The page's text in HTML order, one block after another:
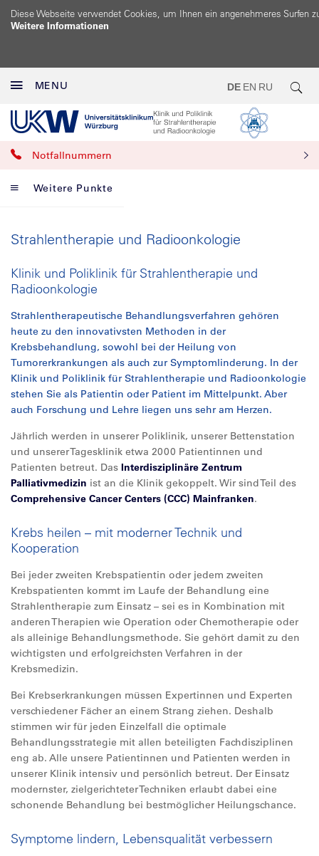
Diese Webseite verwendet Cookies, um Ihnen ein angenehmeres Surfen
Weitere Informationen
MENU DE EN RU
Notfallnummern
Weitere Punkte
Strahlentherapie und Radioonkologie
Klinik und Poliklinik für Strahlentherapie und
Radioonkologie
Strahlentherapeutische Behandlungsverfahren gehören
heute zu den innovativsten Methoden in der
Krebsbehandlung, sowohl bei der Heilung von
Tumorerkrankungen als auch zur Symptomlinderung. In der
Klinik und Poliklinik für Strahlentherapie und Radioonkologie
stehen Sie als Patientin oder Patient im Mittelpunkt. Aber
auch Forschung und Lehre liegen uns sehr am Herzen.
Jährlich werden in unserer Poliklinik, unserer Bettenstation
und unserer Tagesklinik etwa 2000 Patientinnen und
Patienten betreut. Das Interdisziplinäre Zentrum
Palliativmedizin ist an die Klinik gekoppelt. Wir sind Teil des
Comprehensive Cancer Centers (CCC) Mainfranken.
Krebs heilen – mit moderner Technik und
Kooperation
Bei jeder zweiten Krebspatientin oder jedem zweiten
Krebspatienten kommt im Laufe der Behandlung eine
Strahlentherapie zum Einsatz – sei es in Kombination mit
anderen Therapien wie Operation oder Chemotherapie oder
als alleinige Behandlungsmethode. Sie gehört damit zu den
wichtigsten und erfolgreichsten Verfahren in der
Krebsmedizin.
Bei Krebserkrankungen müssen Expertinnen und Experten
verschiedener Fächer an einem Strang ziehen. Deshalb
stimmen wir für jeden Einzelfall die optimale
Behandlungsstrategie mit allen beteiligten Fachdisziplinen
eng ab. Alle unsere Patientinnen und Patienten werden in
unserer Klinik intensiv und persönlich betreut. Der Einsatz
modernster, zielgerichteter Techniken erlaubt dabei eine
schonende Behandlung bei bestmöglicher Heilungschance.
Symptome lindern, Lebensqualität verbessern